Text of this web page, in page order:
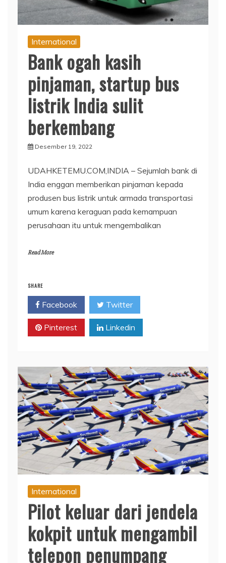
International
Bank ogah kasih
pinjaman, startup bus
listrik India sulit
berkembang
Desember 19, 2022
UDAHKETEMU.COM,INDIA – Sejumlah bank di
India enggan memberikan pinjaman kepada
produsen bus listrik untuk armada transportasi
umum karena keraguan pada kemampuan
perusahaan itu untuk mengembalikan
Read More
SHARE
Facebook Twitter
Pinterest Linkedin
International
Pilot keluar dari jendela
kokpit untuk mengambil
telepon penumpang